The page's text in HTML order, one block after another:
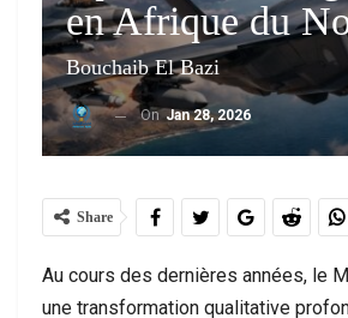
en Afrique du
Bouchaib El Bazi
OnJan 28, 2026
Share
Au cours des dernières années, le
une transformation qualitative